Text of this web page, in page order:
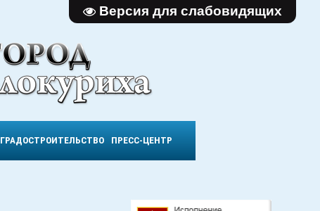
Версия для слабовидящих
ГРАДОСТРОИТЕЛЬСТВО ПРЕСС-ЦЕНТР